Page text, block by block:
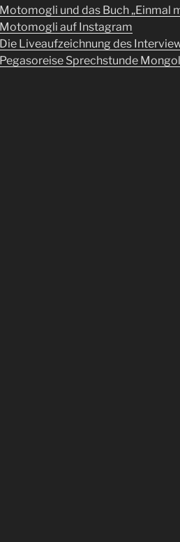
Motomogli und das Buch „Einmal
Motomogli auf Instagram
Die Liveaufzeichnung des
Pegasoreise Sprechstunde